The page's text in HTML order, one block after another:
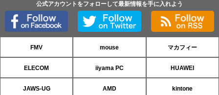
公式アカウントをフォローして最新情報を手に入れよう
FMV mouse マカフィー
ELECOM iiyama PC HUAWEI
JAWS-UG AMD kintone